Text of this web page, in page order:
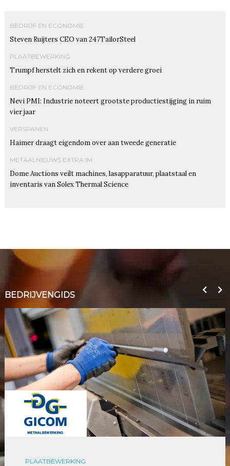
BEDRIJF EN ECONOMIE
Steven Ruijters CEO van 247TailorSteel
PLAATBEWERKING
Trumpf herstelt zich en rekent op verdere groei
BEDRIJF EN ECONOMIE
Nevi PMI: Industrie noteert grootste productiestijging in ruim
vier jaar
VERSPANEN
Haimer draagt eigendom over aan tweede generatie
METAALNIEUWS EXTRA IM
Dome Auctions veilt machines, lasapparatuur, plaatstaal en
inventaris van Solex Thermal Science
BEDRIJVENGIDS
PLAATBEWERKING